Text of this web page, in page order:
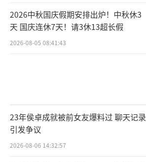
2026中秋国庆假期安排出炉！中秋休3
天 国庆连休7天！请3休13超长假
2026-08-05 08:41:43
23年侯卓成就被前女友爆料过 聊天记录
引发争议
2026-08-06 14:32:57